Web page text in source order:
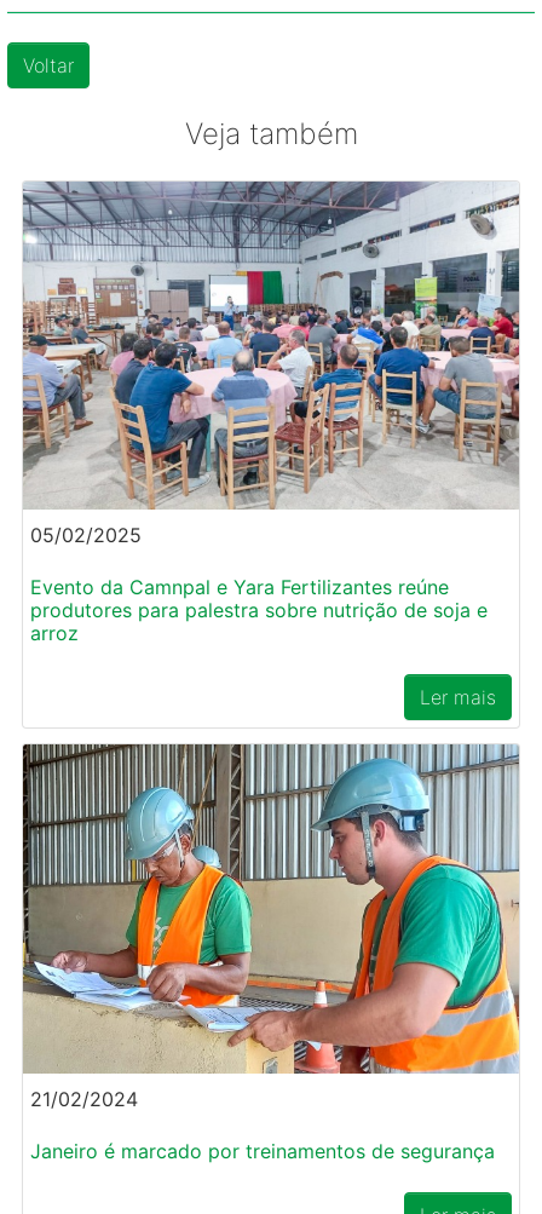
Voltar
Veja também
05/02/2025
Evento da Camnpal e Yara Fertilizantes reúne
produtores para palestra sobre nutrição de soja e
arroz
Ler mais
21/02/2024
Janeiro é marcado por treinamentos de segurança